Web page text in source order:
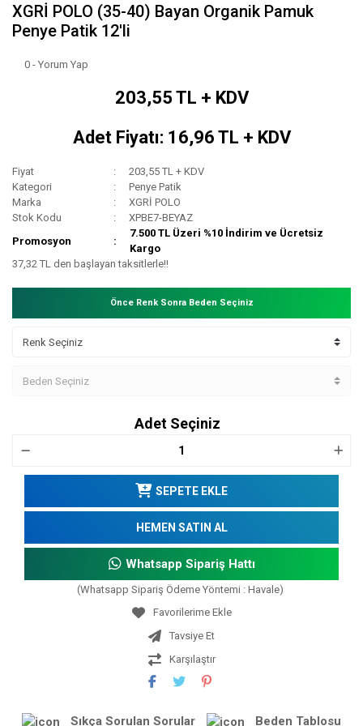
XGRİ POLO (35-40) Bayan Organik Pamuk
Penye Patik 12'li
0 - Yorum Yap
203,55 TL + KDV
Adet Fiyatı: 16,96 TL + KDV
Fiyat
203,55 TL + KDV
Kategori
Penye Patik
Marka
XGRİ POLO
Stok Kodu
XPBE7-BEYAZ
Promosyon
7.500 TL Üzeri %10 İndirim ve Ücretsiz
Kargo
37,32 TL den başlayan taksitlerle!!
Önce Renk Sonra Beden Seçiniz
Adet Seçiniz
SEPETE EKLE
HEMEN SATIN AL
Whatsapp Sipariş Hattı
(Whatsapp Sipariş Ödeme Yöntemi : Havale)
Tavsiye Et
Karşılaştır
Sıkça Sorulan Sorular Beden Tablosu